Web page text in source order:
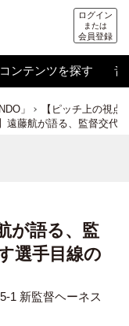
ログイン
または
会員登録
コンテンツを探す 音
」
【ピッチ上の視
遠藤航が語る、監督交代
が語る、監
選手目線の
1 新監督ヘーネス